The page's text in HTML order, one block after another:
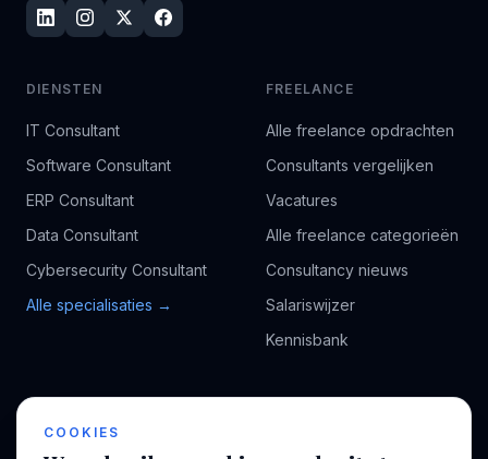
DIENSTEN
IT Consultant
Software Consultant
ERP Consultant
Data Consultant
Cybersecurity Consultant
Alle specialisaties →
FREELANCE
Alle freelance opdrachten
Consultants vergelijken
Vacatures
Alle freelance categorieën
Consultancy nieuws
Salariswijzer
Kennisbank
BEDRIJF VOOR CONSULTANTS
COOKIES